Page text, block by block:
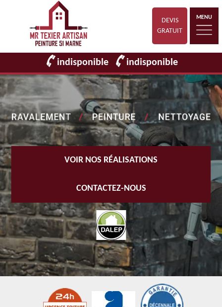
DEVIS
GRATUIT
MENU
indisponible indisponible
VOIR NOS RÉALISATIONS
CONTACTEZ-NOUS